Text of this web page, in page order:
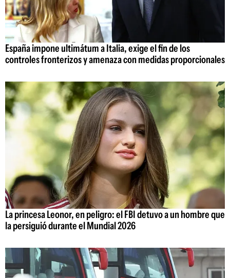
España impone ultimátum a Italia, exige el fin de los
controles fronterizos y amenaza con medidas proporcionales
La princesa Leonor, en peligro: el FBI detuvo a un hombre que
la persiguió durante el Mundial 2026